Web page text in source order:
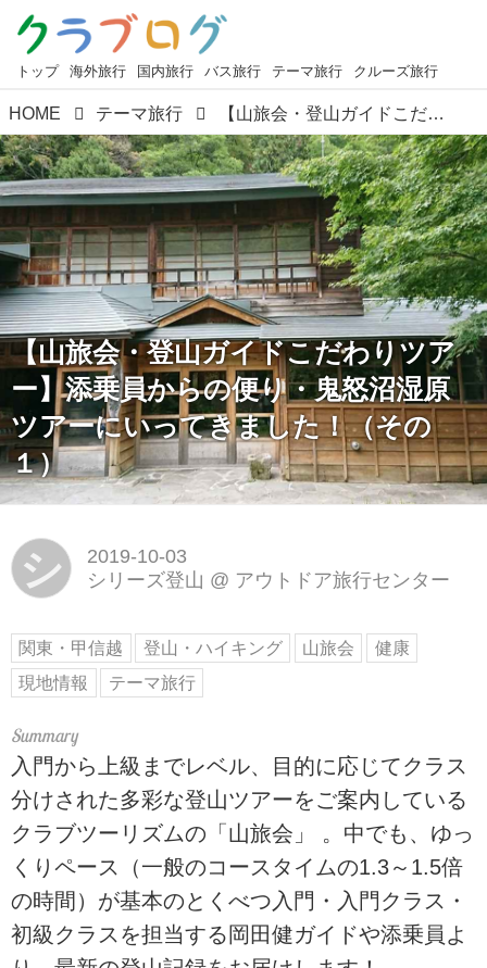
トップ 海外旅行 国内旅行 バス旅行 テーマ旅行 クルーズ旅行
HOME テーマ旅行 【山旅会・登山ガイドこだわりツアー】添乗員からの便り・鬼怒沼湿原ツアーにいってきました！（その１）
【山旅会・登山ガイドこだわりツア
ー】添乗員からの便り・鬼怒沼湿原
ツアーにいってきました！（その
１）
シ
2019-10-03
シリーズ登山 @ アウトドア旅行センター
関東・甲信越 登山・ハイキング 山旅会
健康
現地情報
テーマ旅行
入門から上級までレベル、目的に応じてクラス
分けされた多彩な登山ツアーをご案内している
クラブツーリズムの「山旅会」 。中でも、ゆっ
くりペース（一般のコースタイムの1.3～1.5倍
の時間）が基本のとくべつ入門・入門クラス・
初級クラスを担当する岡田健ガイドや添乗員よ